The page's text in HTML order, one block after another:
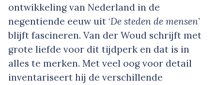
ontwikkeling van Nederland in de
negentiende eeuw uit ‘De steden de mensen’
blijft fascineren. Van der Woud schrijft met
grote liefde voor dit tijdperk en dat is in
alles te merken. Met veel oog voor detail
inventariseert hij de verschillende